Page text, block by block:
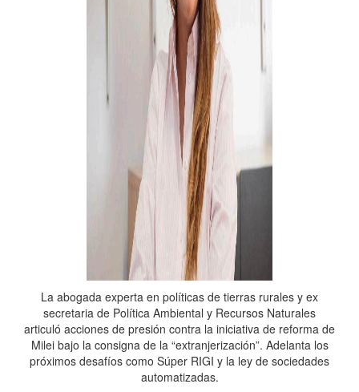
La abogada experta en políticas de tierras rurales y ex
secretaria de Política Ambiental y Recursos Naturales
articuló acciones de presión contra la iniciativa de reforma de
Milei bajo la consigna de la “extranjerización”. Adelanta los
próximos desafíos como Súper RIGI y la ley de sociedades
automatizadas.